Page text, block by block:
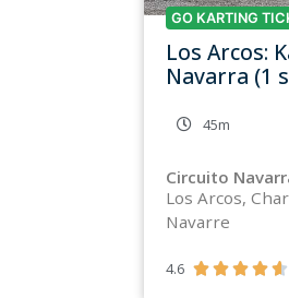
GO KARTING
Los Arcos:
Navarra (1
45m
Circuito
Los Arcos,
Navarre
4.6     